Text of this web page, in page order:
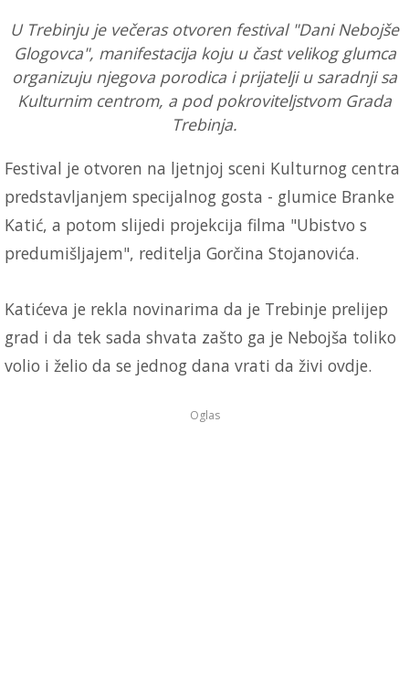
U Trebinju je večeras otvoren festival "Dani Nebojše
Glogovca", manifestacija koju u čast velikog glumca
organizuju njegova porodica i prijatelji u saradnji sa
Kulturnim centrom, a pod pokroviteljstvom Grada
Trebinja.
Festival je otvoren na ljetnjoj sceni Kulturnog centra
predstavljanjem specijalnog gosta - glumice Branke
Katić, a potom slijedi projekcija filma "Ubistvo s
predumišljajem", reditelja Gorčina Stojanovića.
Katićeva je rekla novinarima da je Trebinje prelijep
grad i da tek sada shvata zašto ga je Nebojša toliko
volio i želio da se jednog dana vrati da živi ovdje.
Oglas